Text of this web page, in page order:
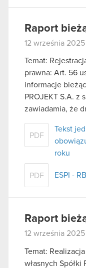
Raport
12 września 2025
Temat:
prawna: Art. 56
informacje
PROJEKT S.A. z
zawiadamia, że
PDF
Tekst
roku
PDF ESPI -
Raport
12 września 2025
Temat:
własnych Spółki